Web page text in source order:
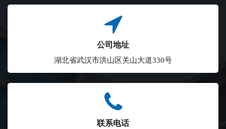
公司地址
湖北省武汉市洪山区关山大道330号
联系电话